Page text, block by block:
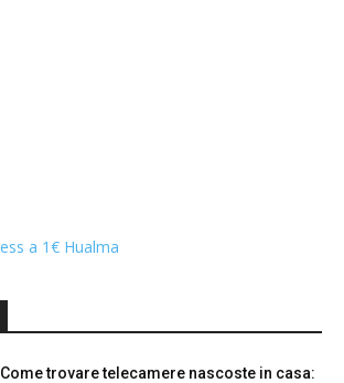
Come trovare telecamere nascoste in casa: